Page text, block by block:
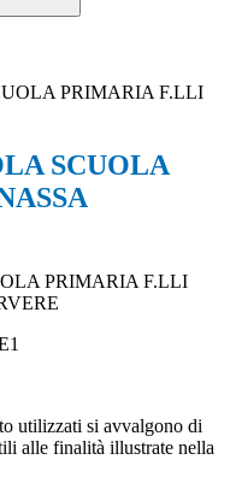
PRIMARIA F.LLI
SCUOLA
PRIMARIA F.LLI
utilizzati si avvalgono di
alle finalità illustrate nella